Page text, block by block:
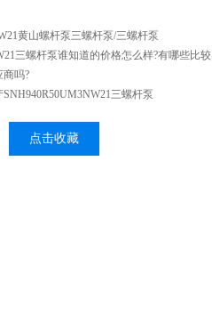
黄山螺杆泵三螺杆泵/三螺杆泵
三螺杆泵谁知道的价格怎么样?有哪些比较
商吗?
三螺杆泵
点击收藏